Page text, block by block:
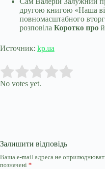
другою книгою «Наша
повномасштабного
розповіла Коротко про
Источник: kp.ua
Rate this item:
No votes yet.
Залишити відповідь
Ваша e-mail адреса не
позначені *